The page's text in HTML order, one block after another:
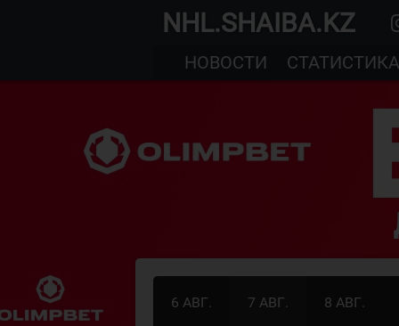
NHL.SHAIBA.KZ
НОВОСТИ
СТАТИСТИКА
6 АВГ. 7 АВГ. 8 АВГ.